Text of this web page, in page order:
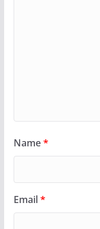
Name*
Email*